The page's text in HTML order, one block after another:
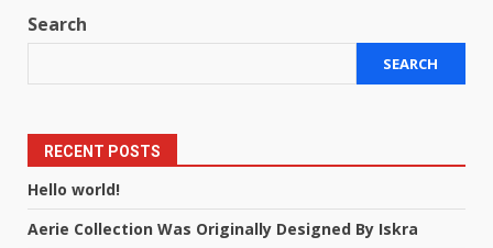
Search
SEARCH
RECENT POSTS
Hello world!
Aerie Collection Was Originally Designed By Iskra